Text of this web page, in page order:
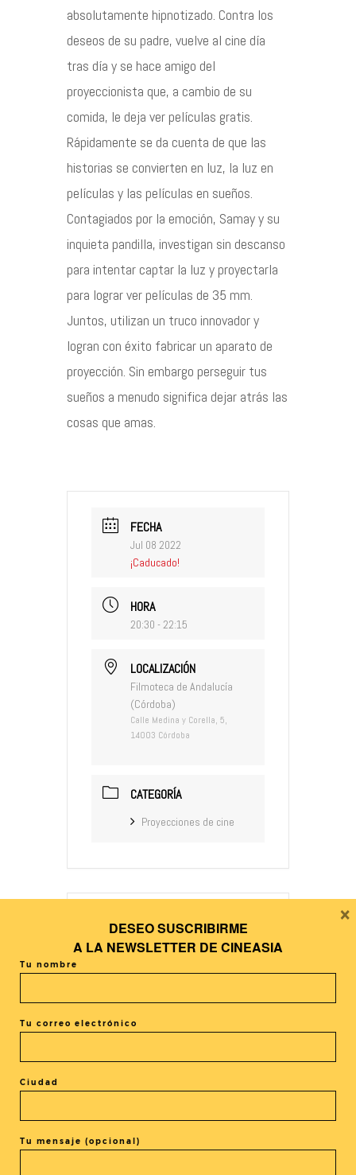
absolutamente hipnotizado. Contra los
deseos de su padre, vuelve al cine día
tras día y se hace amigo del
proyeccionista que, a cambio de su
comida, le deja ver películas gratis.
Rápidamente se da cuenta de que las
historias se convierten en luz, la luz en
películas y las películas en sueños.
Contagiados por la emoción, Samay y su
inquieta pandilla, investigan sin descanso
para intentar captar la luz y proyectarla
para lograr ver películas de 35 mm.
Juntos, utilizan un truco innovador y
logran con éxito fabricar un aparato de
proyección. Sin embargo perseguir tus
sueños a menudo significa dejar atrás las
cosas que amas.
FECHA
Jul 08 2022
¡Caducado!
HORA
20:30 - 22:15
LOCALIZACIÓN
Filmoteca de Andalucía
(Córdoba)
Calle Medina y Corella, 5,
14003 Córdoba
CATEGORÍA
Proyecciones de cine
El evento está terminado.
DESEO SUSCRIBIRME
A LA NEWSLETTER DE CINEASIA
Tu nombre
Tu correo electrónico
Ciudad
Tu mensaje (opcional)
×